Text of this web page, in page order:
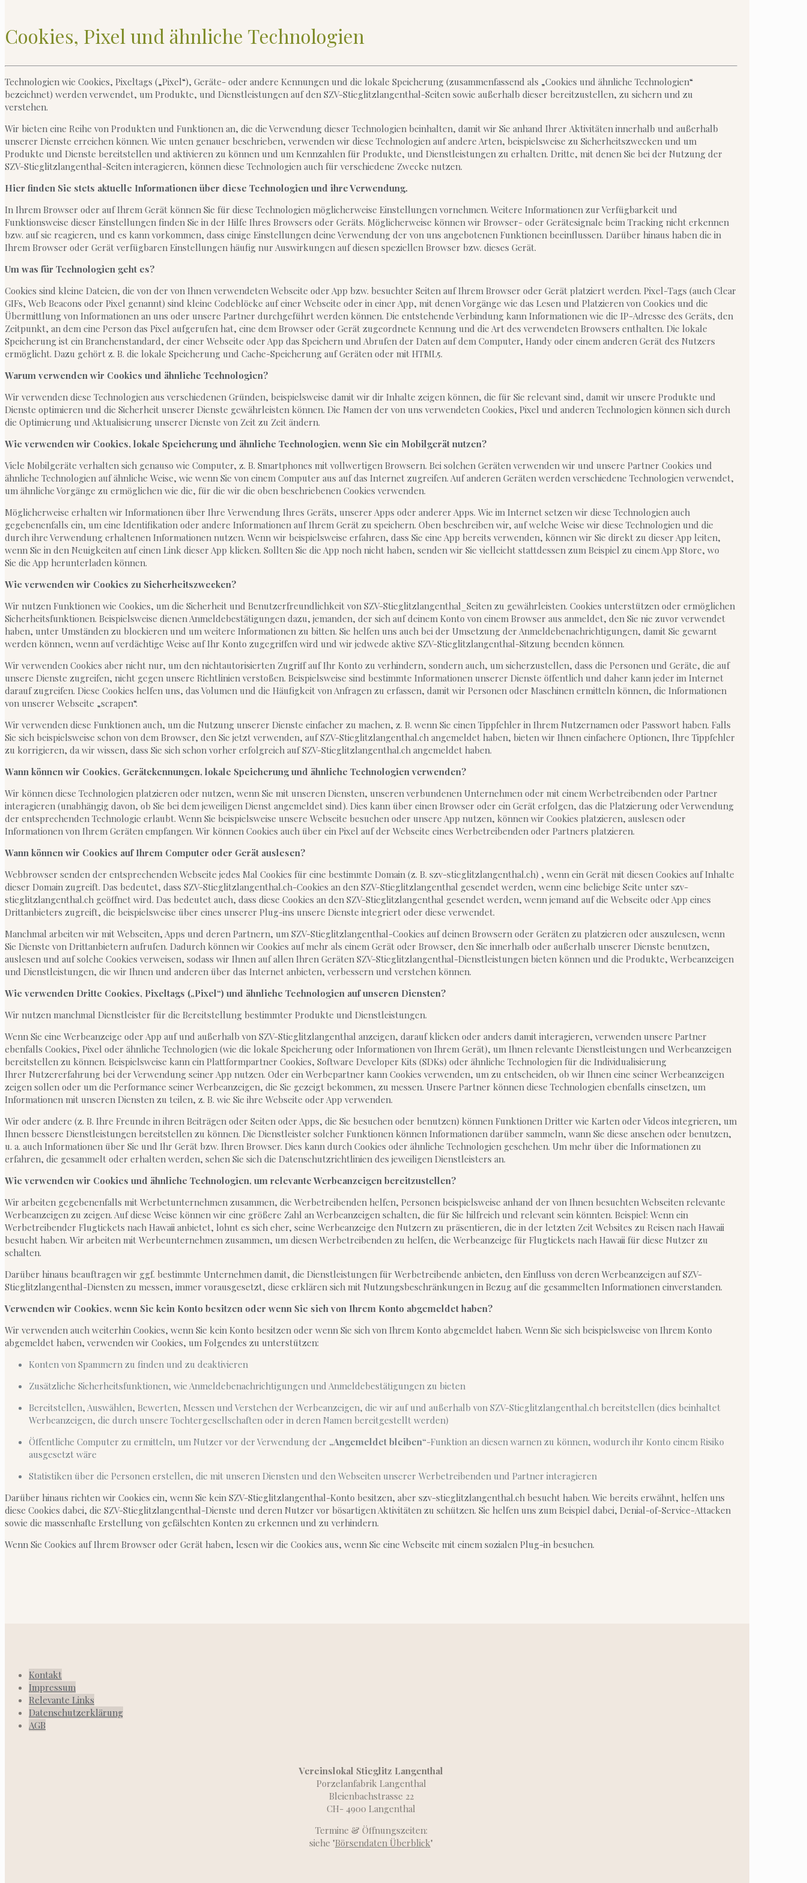
Cookies, Pixel und ähnliche Technologien
Technologien wie Cookies, Pixeltags („Pixel“), Geräte- oder andere Kennungen und die lokale Speicherung (zusammenfassend als „Cookies und ähnliche Technologien“
bezeichnet) werden verwendet, um Produkte, und Dienstleistungen auf den SZV-Stieglitzlangenthal-Seiten sowie außerhalb dieser bereitzustellen, zu sichern und zu
verstehen.
Wir bieten eine Reihe von Produkten und Funktionen an, die die Verwendung dieser Technologien beinhalten, damit wir Sie anhand Ihrer Aktivitäten innerhalb und außerhalb
unserer Dienste erreichen können. Wie unten genauer beschrieben, verwenden wir diese Technologien auf andere Arten, beispielsweise zu Sicherheitszwecken und um
Produkte und Dienste bereitstellen und aktivieren zu können und um Kennzahlen für Produkte, und Dienstleistungen zu erhalten. Dritte, mit denen Sie bei der Nutzung der
SZV-Stieglitzlangenthal-Seiten interagieren, können diese Technologien auch für verschiedene Zwecke nutzen.
Hier finden Sie stets aktuelle Informationen über diese Technologien und ihre Verwendung.
In Ihrem Browser oder auf Ihrem Gerät können Sie für diese Technologien möglicherweise Einstellungen vornehmen. Weitere Informationen zur Verfügbarkeit und
Funktionsweise dieser Einstellungen finden Sie in der Hilfe Ihres Browsers oder Geräts. Möglicherweise können wir Browser- oder Gerätesignale beim Tracking nicht erkennen
bzw. auf sie reagieren, und es kann vorkommen, dass einige Einstellungen deine Verwendung der von uns angebotenen Funktionen beeinflussen. Darüber hinaus haben die in
Ihrem Browser oder Gerät verfügbaren Einstellungen häufig nur Auswirkungen auf diesen speziellen Browser bzw. dieses Gerät.
Um was für Technologien geht es?
Cookies sind kleine Dateien, die von der von Ihnen verwendeten Webseite oder App bzw. besuchter Seiten auf Ihrem Browser oder Gerät platziert werden. Pixel-Tags (auch Clear
GIFs, Web Beacons oder Pixel genannt) sind kleine Codeblöcke auf einer Webseite oder in einer App, mit denen Vorgänge wie das Lesen und Platzieren von Cookies und die
Übermittlung von Informationen an uns oder unsere Partner durchgeführt werden können. Die entstehende Verbindung kann Informationen wie die IP-Adresse des Geräts, den
Zeitpunkt, an dem eine Person das Pixel aufgerufen hat, eine dem Browser oder Gerät zugeordnete Kennung und die Art des verwendeten Browsers enthalten. Die lokale
Speicherung ist ein Branchenstandard, der einer Webseite oder App das Speichern und Abrufen der Daten auf dem Computer, Handy oder einem anderen Gerät des Nutzers
ermöglicht. Dazu gehört z. B. die lokale Speicherung und Cache-Speicherung auf Geräten oder mit HTML5.
Warum verwenden wir Cookies und ähnliche Technologien?
Wir verwenden diese Technologien aus verschiedenen Gründen, beispielsweise damit wir dir Inhalte zeigen können, die für Sie relevant sind, damit wir unsere Produkte und
Dienste optimieren und die Sicherheit unserer Dienste gewährleisten können. Die Namen der von uns verwendeten Cookies, Pixel und anderen Technologien können sich durch
die Optimierung und Aktualisierung unserer Dienste von Zeit zu Zeit ändern.
Wie verwenden wir Cookies, lokale Speicherung und ähnliche Technologien, wenn Sie ein Mobilgerät nutzen?
Viele Mobilgeräte verhalten sich genauso wie Computer, z. B. Smartphones mit vollwertigen Browsern. Bei solchen Geräten verwenden wir und unsere Partner Cookies und
ähnliche Technologien auf ähnliche Weise, wie wenn Sie von einem Computer aus auf das Internet zugreifen. Auf anderen Geräten werden verschiedene Technologien verwendet,
um ähnliche Vorgänge zu ermöglichen wie die, für die wir die oben beschriebenen Cookies verwenden.
Möglicherweise erhalten wir Informationen über Ihre Verwendung Ihres Geräts, unserer Apps oder anderer Apps. Wie im Internet setzen wir diese Technologien auch
gegebenenfalls ein, um eine Identifikation oder andere Informationen auf Ihrem Gerät zu speichern. Oben beschreiben wir, auf welche Weise wir diese Technologien und die
durch ihre Verwendung erhaltenen Informationen nutzen. Wenn wir beispielsweise erfahren, dass Sie eine App bereits verwenden, können wir Sie direkt zu dieser App leiten,
wenn Sie in den Neuigkeiten auf einen Link dieser App klicken. Sollten Sie die App noch nicht haben, senden wir Sie vielleicht stattdessen zum Beispiel zu einem App Store, wo
Sie die App herunterladen können.
Wie verwenden wir Cookies zu Sicherheitszwecken?
Wir nutzen Funktionen wie Cookies, um die Sicherheit und Benutzerfreundlichkeit von SZV-Stieglitzlangenthal_Seiten zu gewährleisten. Cookies unterstützen oder ermöglichen
Sicherheitsfunktionen. Beispielsweise dienen Anmeldebestätigungen dazu, jemanden, der sich auf deinem Konto von einem Browser aus anmeldet, den Sie nie zuvor verwendet
haben, unter Umständen zu blockieren und um weitere Informationen zu bitten. Sie helfen uns auch bei der Umsetzung der Anmeldebenachrichtigungen, damit Sie gewarnt
werden können, wenn auf verdächtige Weise auf Ihr Konto zugegriffen wird und wir jedwede aktive SZV-Stieglitzlangenthal-Sitzung beenden können.
Wir verwenden Cookies aber nicht nur, um den nichtautorisierten Zugriff auf Ihr Konto zu verhindern, sondern auch, um sicherzustellen, dass die Personen und Geräte, die auf
unsere Dienste zugreifen, nicht gegen unsere Richtlinien verstoßen. Beispielsweise sind bestimmte Informationen unserer Dienste öffentlich und daher kann jeder im Internet
darauf zugreifen. Diese Cookies helfen uns, das Volumen und die Häufigkeit von Anfragen zu erfassen, damit wir Personen oder Maschinen ermitteln können, die Informationen
von unserer Webseite „scrapen“.
Wir verwenden diese Funktionen auch, um die Nutzung unserer Dienste einfacher zu machen, z. B. wenn Sie einen Tippfehler in Ihrem Nutzernamen oder Passwort haben. Falls
Sie sich beispielsweise schon von dem Browser, den Sie jetzt verwenden, auf SZV-Stieglitzlangenthal.ch angemeldet haben, bieten wir Ihnen einfachere Optionen, Ihre Tippfehler
zu korrigieren, da wir wissen, dass Sie sich schon vorher erfolgreich auf SZV-Stieglitzlangenthal.ch angemeldet haben.
Wann können wir Cookies, Gerätekennungen, lokale Speicherung und ähnliche Technologien verwenden?
Wir können diese Technologien platzieren oder nutzen, wenn Sie mit unseren Diensten, unseren verbundenen Unternehmen oder mit einem Werbetreibenden oder Partner
interagieren (unabhängig davon, ob Sie bei dem jeweiligen Dienst angemeldet sind). Dies kann über einen Browser oder ein Gerät erfolgen, das die Platzierung oder Verwendung
der entsprechenden Technologie erlaubt. Wenn Sie beispielsweise unsere Webseite besuchen oder unsere App nutzen, können wir Cookies platzieren, auslesen oder
Informationen von Ihrem Geräten empfangen. Wir können Cookies auch über ein Pixel auf der Webseite eines Werbetreibenden oder Partners platzieren.
Wann können wir Cookies auf Ihrem Computer oder Gerät auslesen?
Webbrowser senden der entsprechenden Webseite jedes Mal Cookies für eine bestimmte Domain (z. B. szv-stieglitzlangenthal.ch) , wenn ein Gerät mit diesen Cookies auf Inhalte
dieser Domain zugreift. Das bedeutet, dass SZV-Stieglitzlangenthal.ch-Cookies an den SZV-Stieglitzlangenthal gesendet werden, wenn eine beliebige Seite unter szv-
stieglitzlangenthal.ch geöffnet wird. Das bedeutet auch, dass diese Cookies an den SZV-Stieglitzlangenthal gesendet werden, wenn jemand auf die Webseite oder App eines
Drittanbieters zugreift, die beispielsweise über eines unserer Plug-ins unsere Dienste integriert oder diese verwendet.
Manchmal arbeiten wir mit Webseiten, Apps und deren Partnern, um SZV-Stieglitzlangenthal-Cookies auf deinen Browsern oder Geräten zu platzieren oder auszulesen, wenn
Sie Dienste von Drittanbietern aufrufen. Dadurch können wir Cookies auf mehr als einem Gerät oder Browser, den Sie innerhalb oder außerhalb unserer Dienste benutzen,
auslesen und auf solche Cookies verweisen, sodass wir Ihnen auf allen Ihren Geräten SZV-Stieglitzlangenthal-Dienstleistungen bieten können und die Produkte, Werbeanzeigen
und Dienstleistungen, die wir Ihnen und anderen über das Internet anbieten, verbessern und verstehen können.
Wie verwenden Dritte Cookies, Pixeltags („Pixel“) und ähnliche Technologien auf unseren Diensten?
Wir nutzen manchmal Dienstleister für die Bereitstellung bestimmter Produkte und Dienstleistungen.
Wenn Sie eine Werbeanzeige oder App auf und außerhalb von SZV-Stieglitzlangenthal anzeigen, darauf klicken oder anders damit interagieren, verwenden unsere Partner
ebenfalls Cookies, Pixel oder ähnliche Technologien (wie die lokale Speicherung oder Informationen von Ihrem Gerät), um Ihnen relevante Dienstleistungen und Werbeanzeigen
bereitstellen zu können. Beispielsweise kann ein Plattformpartner Cookies, Software Developer Kits (SDKs) oder ähnliche Technologien für die Individualisierung
Ihrer Nutzererfahrung bei der Verwendung seiner App nutzen. Oder ein Werbepartner kann Cookies verwenden, um zu entscheiden, ob wir Ihnen eine seiner Werbeanzeigen
zeigen sollen oder um die Performance seiner Werbeanzeigen, die Sie gezeigt bekommen, zu messen. Unsere Partner können diese Technologien ebenfalls einsetzen, um
Informationen mit unseren Diensten zu teilen, z. B. wie Sie ihre Webseite oder App verwenden.
Wir oder andere (z. B. Ihre Freunde in ihren Beiträgen oder Seiten oder Apps, die Sie besuchen oder benutzen) können Funktionen Dritter wie Karten oder Videos integrieren, um
Ihnen bessere Dienstleistungen bereitstellen zu können. Die Dienstleister solcher Funktionen können Informationen darüber sammeln, wann Sie diese ansehen oder benutzen,
u. a. auch Informationen über Sie und Ihr Gerät bzw. Ihren Browser. Dies kann durch Cookies oder ähnliche Technologien geschehen. Um mehr über die Informationen zu
erfahren, die gesammelt oder erhalten werden, sehen Sie sich die Datenschutzrichtlinien des jeweiligen Dienstleisters an.
Wie verwenden wir Cookies und ähnliche Technologien, um relevante Werbeanzeigen bereitzustellen?
Wir arbeiten gegebenenfalls mit Werbetunternehmen zusammen, die Werbetreibenden helfen, Personen beispielsweise anhand der von Ihnen besuchten Webseiten relevante
Werbeanzeigen zu zeigen. Auf diese Weise können wir eine größere Zahl an Werbeanzeigen schalten, die für Sie hilfreich und relevant sein könnten. Beispiel: Wenn ein
Werbetreibender Flugtickets nach Hawaii anbietet, lohnt es sich eher, seine Werbeanzeige den Nutzern zu präsentieren, die in der letzten Zeit Websites zu Reisen nach Hawaii
besucht haben. Wir arbeiten mit Werbeunternehmen zusammen, um diesen Werbetreibenden zu helfen, die Werbeanzeige für Flugtickets nach Hawaii für diese Nutzer zu
schalten.
Darüber hinaus beauftragen wir ggf. bestimmte Unternehmen damit, die Dienstleistungen für Werbetreibende anbieten, den Einfluss von deren Werbeanzeigen auf SZV-
Stieglitzlangenthal-Diensten zu messen, immer vorausgesetzt, diese erklären sich mit Nutzungsbeschränkungen in Bezug auf die gesammelten Informationen einverstanden.
Verwenden wir Cookies, wenn Sie kein Konto besitzen oder wenn Sie sich von Ihrem Konto abgemeldet haben?
Wir verwenden auch weiterhin Cookies, wenn Sie kein Konto besitzen oder wenn Sie sich von Ihrem Konto abgemeldet haben. Wenn Sie sich beispielsweise von Ihrem Konto
abgemeldet haben, verwenden wir Cookies, um Folgendes zu unterstützen:
Konten von Spammern zu finden und zu deaktivieren
Zusätzliche Sicherheitsfunktionen, wie Anmeldebenachrichtigungen und Anmeldebestätigungen zu bieten
Bereitstellen, Auswählen, Bewerten, Messen und Verstehen der Werbeanzeigen, die wir auf und außerhalb von SZV-Stieglitzlangenthal.ch bereitstellen (dies beinhaltet
Werbeanzeigen, die durch unsere Tochtergesellschaften oder in deren Namen bereitgestellt werden)
Öffentliche Computer zu ermitteln, um Nutzer vor der Verwendung der „Angemeldet bleiben“-Funktion an diesen warnen zu können, wodurch ihr Konto einem Risiko
ausgesetzt wäre
Statistiken über die Personen erstellen, die mit unseren Diensten und den Webseiten unserer Werbetreibenden und Partner interagieren
Darüber hinaus richten wir Cookies ein, wenn Sie kein SZV-Stieglitzlangenthal-Konto besitzen, aber szv-stieglitzlangenthal.ch besucht haben. Wie bereits erwähnt, helfen uns
diese Cookies dabei, die SZV-Stieglitzlangenthal-Dienste und deren Nutzer vor bösartigen Aktivitäten zu schützen. Sie helfen uns zum Beispiel dabei, Denial-of-Service-Attacken
sowie die massenhafte Erstellung von gefälschten Konten zu erkennen und zu verhindern.
Wenn Sie Cookies auf Ihrem Browser oder Gerät haben, lesen wir die Cookies aus, wenn Sie eine Webseite mit einem sozialen Plug-in besuchen.
Kontakt
Impressum
Relevante Links
Datenschutzerklärung
AGB
Vereinslokal Stieglitz Langenthal
Porzelanfabrik Langenthal
Bleienbachstrasse 22
CH- 4900 Langenthal
Termine & Öffnungszeiten:
siehe "Börsendaten Überblick"